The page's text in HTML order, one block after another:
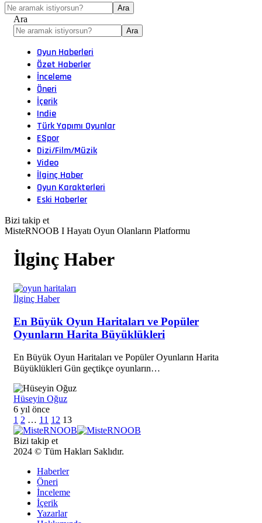
Ara
Oyun Haberleri
Özet Haberler
İnceleme
Öneri
İçerik
Indie
Türk Yapımı Oyunlar
ESpor
Dizi/Film/Müzik
Video
İlginç Haber
Oyun Karakterleri
Eski Haberler
Bizi takip et
MisteRNOOB I Hayatı Oyun Olanların Platformu
İlginç Haber
İlginç Haber
En Büyük Oyun Haritaları ve Popüler
Oyunların Harita Büyüklükleri
En Büyük Oyun Haritaları ve Popüler Oyunların Harita
Büyüklükleri Gün geçtikçe oyunların…
Hüseyin Oğuz
6 yıl önce
1 2 … 11 12 13
Bizi takip et
2024 © Tüm Hakları Saklıdır.
Haberler
Öneri
İnceleme
İçerik
Yazarlar